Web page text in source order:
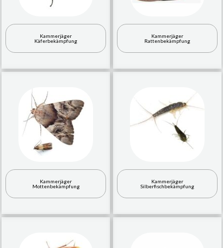
Kammerjäger
Käferbekämpfung
Kammerjäger
Rattenbekämpfung
Kammerjäger
Mottenbekämpfung
Kammerjäger
Silberfischbekämpfung